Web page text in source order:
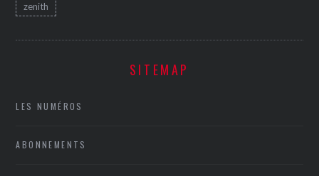
zenith
SITEMAP
LES NUMÉROS
ABONNEMENTS